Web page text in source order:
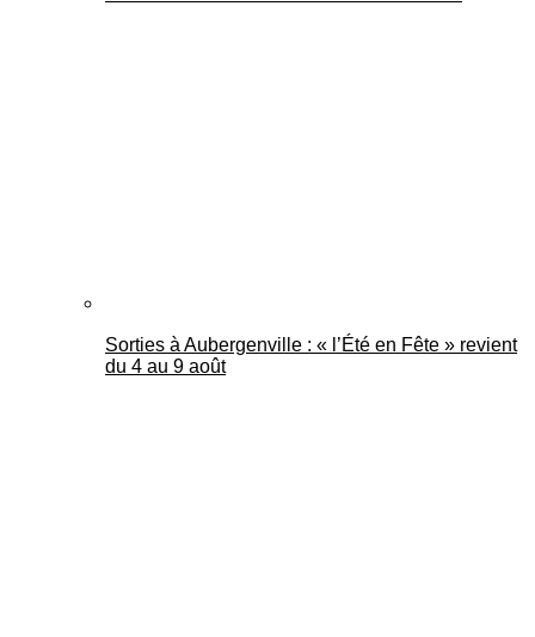
Sorties à Aubergenville : « l’Été en Fête » revient
du 4 au 9 août